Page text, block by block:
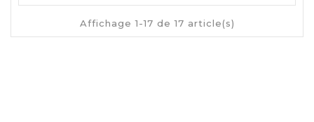
Affichage 1-17 de 17 article(s)